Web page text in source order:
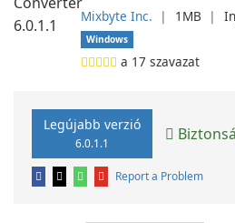
Mixbyte Inc. ❘ 1MB ❘
Windows
a 17 szavazat
Legújabb verzió
6.0.1.1
Report a Problem